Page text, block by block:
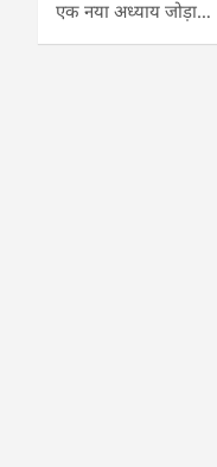
एक नया अध्याय जोड़ा…